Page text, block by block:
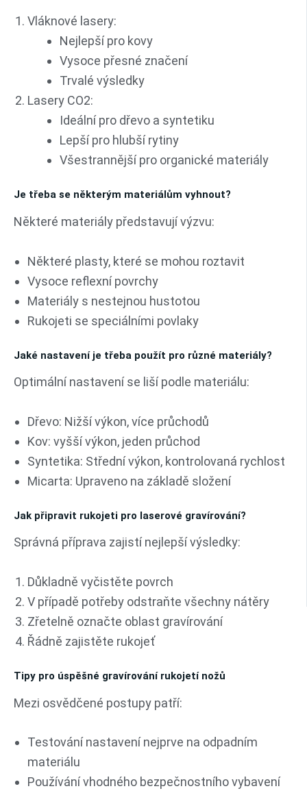
Vláknové lasery:
Nejlepší pro kovy
Vysoce přesné značení
Trvalé výsledky
Lasery CO2:
Ideální pro dřevo a syntetiku
Lepší pro hlubší rytiny
Všestrannější pro organické materiály
Je třeba se některým materiálům vyhnout?
Některé materiály představují výzvu:
Některé plasty, které se mohou roztavit
Vysoce reflexní povrchy
Materiály s nestejnou hustotou
Rukojeti se speciálními povlaky
Jaké nastavení je třeba použít pro různé materiály?
Optimální nastavení se liší podle materiálu:
Dřevo: Nižší výkon, více průchodů
Kov: vyšší výkon, jeden průchod
Syntetika: Střední výkon, kontrolovaná rychlost
Micarta: Upraveno na základě složení
Jak připravit rukojeti pro laserové gravírování?
Správná příprava zajistí nejlepší výsledky:
Důkladně vyčistěte povrch
V případě potřeby odstraňte všechny nátěry
Zřetelně označte oblast gravírování
Řádně zajistěte rukojeť
Tipy pro úspěšné gravírování rukojetí nožů
Mezi osvědčené postupy patří:
Testování nastavení nejprve na odpadním
materiálu
Používání vhodného bezpečnostního vybavení